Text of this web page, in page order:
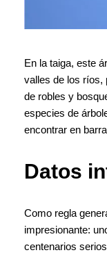
En la taiga, este
valles de los ríos,
de robles y
especies de
encontrar en
Datos
Como regla
impresionante:
centenarios